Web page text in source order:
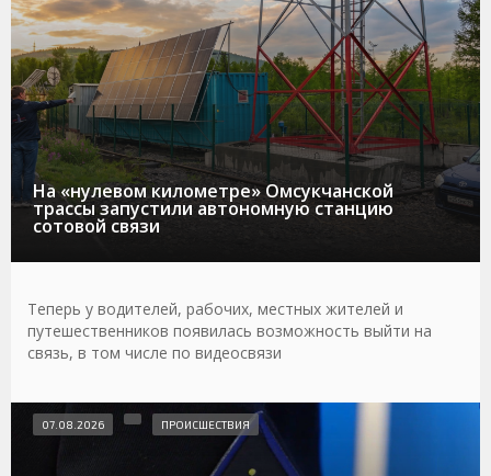
На «нулевом километре» Омсукчанской
трассы запустили автономную станцию
сотовой связи
Теперь у водителей, рабочих, местных жителей и
путешественников появилась возможность выйти на
связь, в том числе по видеосвязи
07.08.2026 ПРОИСШЕСТВИЯ